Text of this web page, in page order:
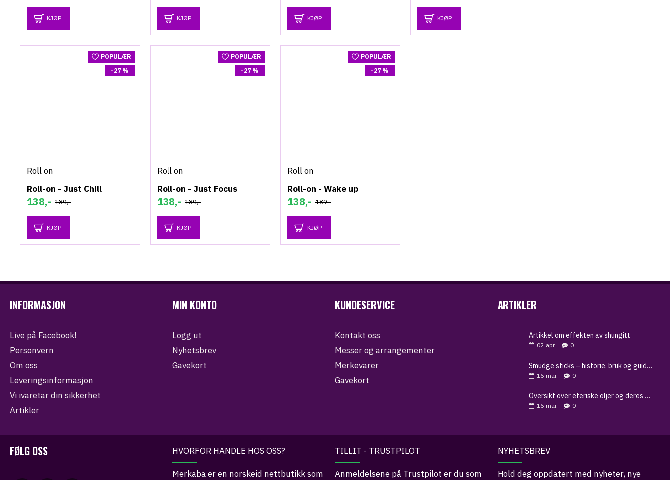
KJØP KJØP KJØP KJØP
POPULÆR
-27 %
Roll on
Roll-on - Just Chill
138,- 189,-
KJØP
POPULÆR
-27 %
Roll on
Roll-on - Just Focus
138,- 189,-
KJØP
POPULÆR
-27 %
Roll on
Roll-on - Wake up
138,- 189,-
KJØP
INFORMASJON
Live på Facebook!
Personvern
Om oss
Leveringsinformasjon
Vi ivaretar din sikkerhet
Artikler
MIN KONTO
Logg ut
Nyhetsbrev
Gavekort
KUNDESERVICE
Kontakt oss
Messer og arrangementer
Merkevarer
Gavekort
ARTIKLER
Artikkel om effekten av shungitt
02 apr. 0
Smudge sticks – historie, bruk og guide til renselse
16 mar. 0
Oversikt over eteriske oljer og deres egenskaper
16 mar. 0
FØLG OSS HVORFOR HANDLE HOS OSS?
Merkaba er en norskeid nettbutikk som
TILLIT - TRUSTPILOT
Anmeldelsene på Trustpilot er du som
NYHETSBREV
Hold deg oppdatert med nyheter, nye